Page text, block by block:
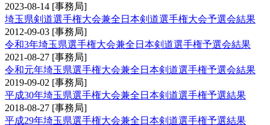
2023-08-14 [事務局]
埼玉県剣道選手権大会兼全日本剣道選手権大会予選会結果
2012-09-03 [事務局]
令和3年埼玉県選手権大会兼全日本剣道選手権予選会結果
2021-08-27 [事務局]
令和元年埼玉県選手権大会兼全日本剣道選手権予選会結果
2019-09-02 [事務局]
平成30年埼玉県選手権大会兼全日本剣道選手権予選結果
2018-08-27 [事務局]
平成29年埼玉県選手権大会兼全日本剣道選手権予選結果